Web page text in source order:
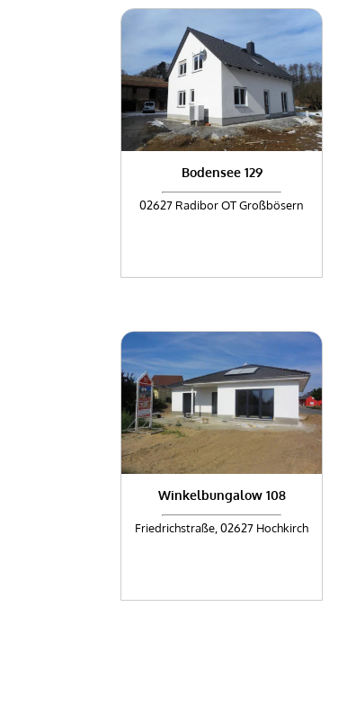
Bodensee 129
02627 Radibor OT Großbösern
Winkelbungalow 108
Friedrichstraße, 02627 Hochkirch